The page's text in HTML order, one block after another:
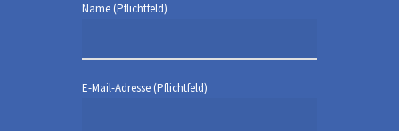
Name (Pflichtfeld)
E-Mail-Adresse (Pflichtfeld)